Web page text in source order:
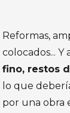
Reformas,
colocados... Y
fino, restos
lo que
por una obra